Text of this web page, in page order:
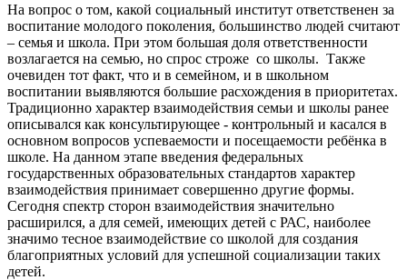
На вопрос о том, какой социальный институт ответственен за
воспитание молодого поколения, большинство людей считают
– семья и школа. При этом большая доля ответственности
возлагается на семью, но спрос строже со школы. Также
очевиден тот факт, что и в семейном, и в школьном
воспитании выявляются большие расхождения в приоритетах.
Традиционно характер взаимодействия семьи и школы ранее
описывался как консультирующее - контрольный и касался в
основном вопросов успеваемости и посещаемости ребёнка в
школе. На данном этапе введения федеральных
государственных образовательных стандартов характер
взаимодействия принимает совершенно другие формы.
Сегодня спектр сторон взаимодействия значительно
расширился, а для семей, имеющих детей с РАС, наиболее
значимо тесное взаимодействие со школой для создания
благоприятных условий для успешной социализации таких
детей.